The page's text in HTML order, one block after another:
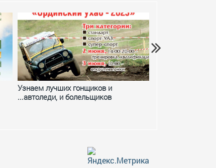
Узнаем лучших гонщиков и
...автоледи, и болельщиков